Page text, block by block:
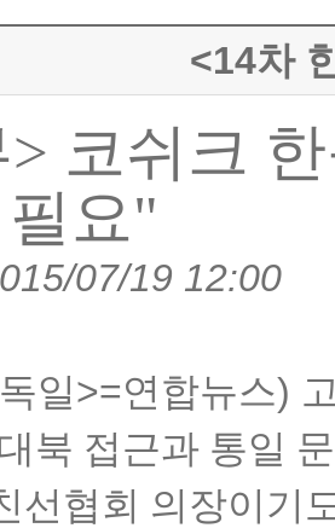
<14차
> 코쉬크
요"
07/19 12:00
독일>=연합뉴스)
북 접근과 통일
선협회 의장이기